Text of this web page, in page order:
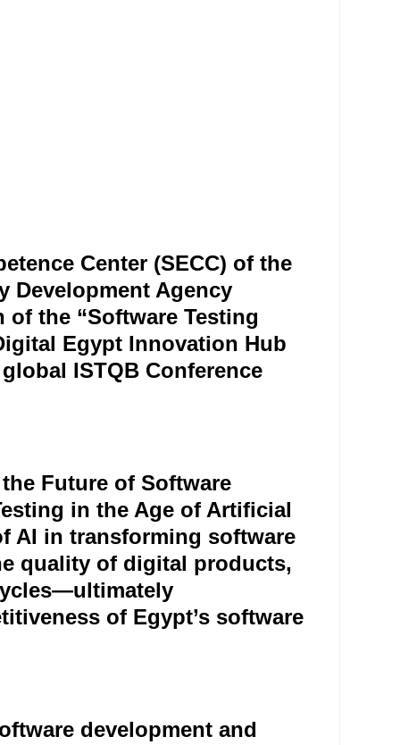
Center (SECC) of the
Development Agency
the “Software Testing
Egypt Innovation Hub
ISTQB Conference
Future of Software
in the Age of Artificial
AI in transforming software
quality of digital products,
of Egypt’s software
development and